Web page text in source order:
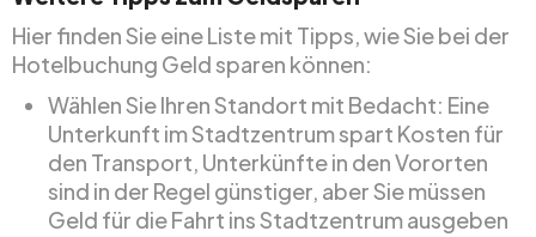
Hier finden Sie eine Liste mit Tipps, wie Sie bei der
Hotelbuchung Geld sparen können:
Wählen Sie Ihren Standort mit Bedacht: Eine
Unterkunft im Stadtzentrum spart Kosten für
den Transport, Unterkünfte in den Vororten
sind in der Regel günstiger, aber Sie müssen
Geld für die Fahrt ins Stadtzentrum ausgeben